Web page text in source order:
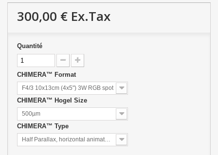
300,00 € Ex.Tax
Quantité
CHIMERA™ Format
F4/3 10x13cm (4x5") 3W RGB spot
CHIMERA™ Hogel Size
500µm
CHIMERA™ Type
Half Parallax, horizontal animated or not , or 2nd Full Parallax Print